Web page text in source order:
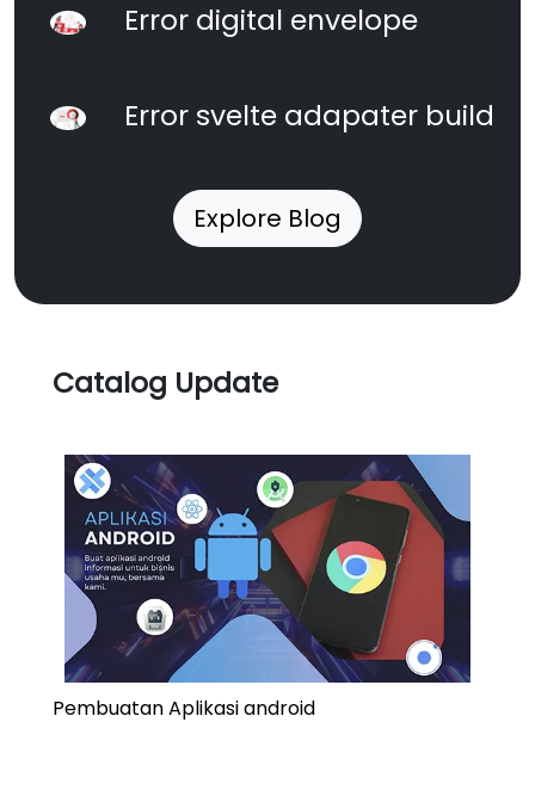
Error digital envelope
Error svelte adapater build
Explore Blog
Catalog Update
Pembuatan Aplikasi android